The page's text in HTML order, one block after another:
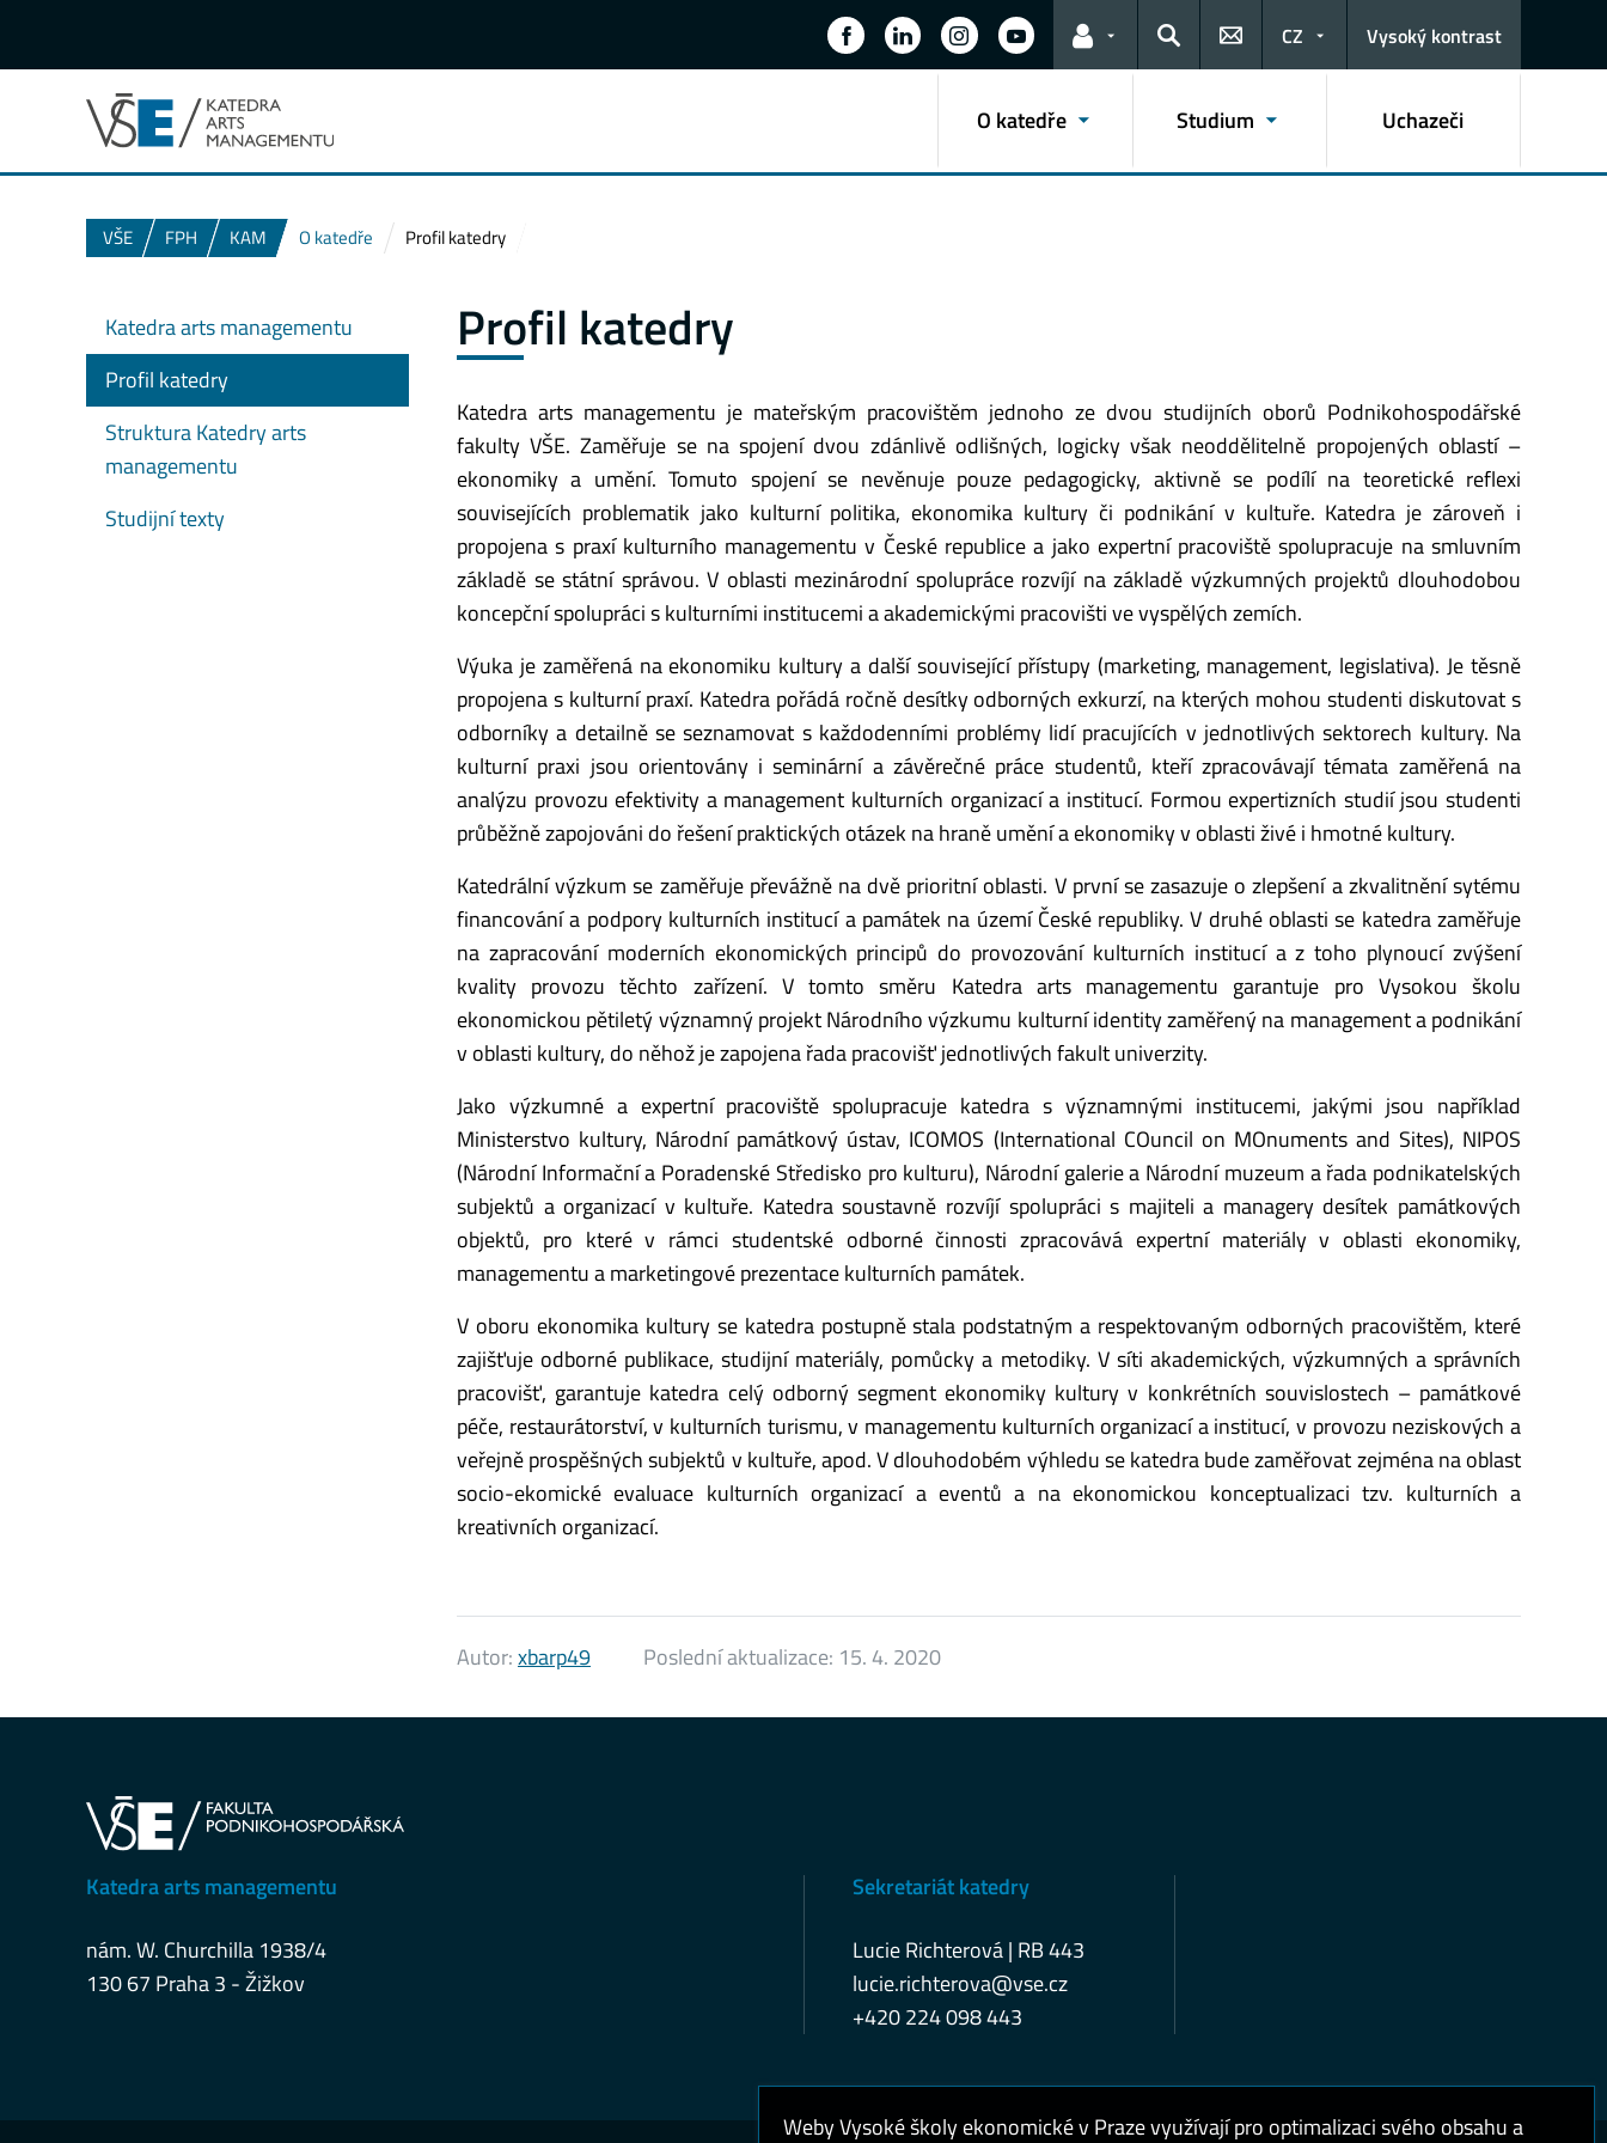
Odkazy pro uživatele
Hledat
CZ Vysoký kontrast
O katedře Studium Uchazeči
VŠE FPH KAM O katedře Profil katedry
Profil katedry
Katedra arts managementu je mateřským pracovištěm jednoho ze dvou studijních oborů Podnikohospodářské
fakulty VŠE. Zaměřuje se na spojení dvou zdánlivě odlišných, logicky však neoddělitelně propojených oblastí –
ekonomiky a umění. Tomuto spojení se nevěnuje pouze pedagogicky, aktivně se podílí na teoretické reflexi
souvisejících problematik jako kulturní politika, ekonomika kultury či podnikání v kultuře. Katedra je zároveň i
propojena s praxí kulturního managementu v České republice a jako expertní pracoviště spolupracuje na smluvním
základě se státní správou. V oblasti mezinárodní spolupráce rozvíjí na základě výzkumných projektů dlouhodobou
koncepční spolupráci s kulturními institucemi a akademickými pracovišti ve vyspělých zemích.
Výuka je zaměřená na ekonomiku kultury a další související přístupy (marketing, management, legislativa). Je těsně
propojena s kulturní praxí. Katedra pořádá ročně desítky odborných exkurzí, na kterých mohou studenti diskutovat s
odborníky a detailně se seznamovat s každodenními problémy lidí pracujících v jednotlivých sektorech kultury. Na
kulturní praxi jsou orientovány i seminární a závěrečné práce studentů, kteří zpracovávají témata zaměřená na
analýzu provozu efektivity a management kulturních organizací a institucí. Formou expertizních studií jsou studenti
průběžně zapojováni do řešení praktických otázek na hraně umění a ekonomiky v oblasti živé i hmotné kultury.
Katedrální výzkum se zaměřuje převážně na dvě prioritní oblasti. V první se zasazuje o zlepšení a zkvalitnění sytému
financování a podpory kulturních institucí a památek na území České republiky. V druhé oblasti se katedra zaměřuje
na zapracování moderních ekonomických principů do provozování kulturních institucí a z toho plynoucí zvýšení
kvality provozu těchto zařízení. V tomto směru Katedra arts managementu garantuje pro Vysokou školu
ekonomickou pětiletý významný projekt Národního výzkumu kulturní identity zaměřený na management a podnikání
v oblasti kultury, do něhož je zapojena řada pracovišť jednotlivých fakult univerzity.
Jako výzkumné a expertní pracoviště spolupracuje katedra s významnými institucemi, jakými jsou například
Ministerstvo kultury, Národní památkový ústav, ICOMOS (International COuncil on MOnuments and Sites), NIPOS
(Národní Informační a Poradenské Středisko pro kulturu), Národní galerie a Národní muzeum a řada podnikatelských
subjektů a organizací v kultuře. Katedra soustavně rozvíjí spolupráci s majiteli a managery desítek památkových
objektů, pro které v rámci studentské odborné činnosti zpracovává expertní materiály v oblasti ekonomiky,
managementu a marketingové prezentace kulturních památek.
V oboru ekonomika kultury se katedra postupně stala podstatným a respektovaným odborných pracovištěm, které
zajišťuje odborné publikace, studijní materiály, pomůcky a metodiky. V síti akademických, výzkumných a správních
pracovišť, garantuje katedra celý odborný segment ekonomiky kultury v konkrétních souvislostech – památkové
péče, restaurátorství, v kulturních turismu, v managementu kulturních organizací a institucí, v provozu neziskových a
veřejně prospěšných subjektů v kultuře, apod. V dlouhodobém výhledu se katedra bude zaměřovat zejména na oblast
socio-ekomické evaluace kulturních organizací a eventů a na ekonomickou konceptualizaci tzv. kulturních a
kreativních organizací.
Autor:xbarp49 Poslední aktualizace: 15. 4. 2020
Katedra arts managementu
Profil katedry
Struktura Katedry arts
managementu
Studijní texty
Katedra arts managementu
nám. W. Churchilla 1938/4
130 67 Praha 3 - Žižkov
Sekretariát katedry
Lucie Richterová | RB 443
lucie.richterova@vse.cz
+420 224 098 443
Weby Vysoké školy ekonomické v Praze využívají pro optimalizaci svého obsahu a